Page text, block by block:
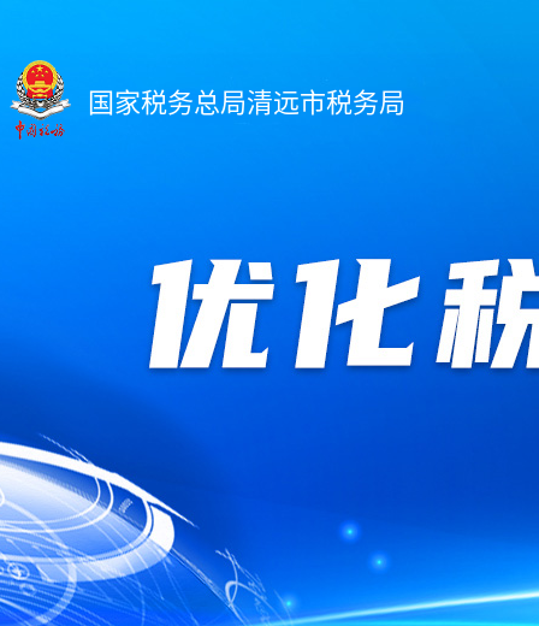
国家税务总局清远市税务局